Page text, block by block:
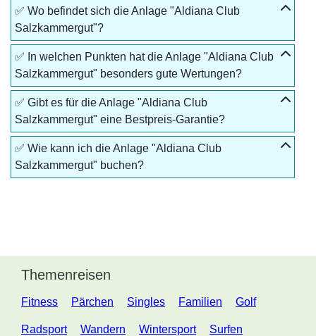
✅ Wo befindet sich die Anlage "Aldiana Club
Salzkammergut"?
✅ In welchen Punkten hat die Anlage "Aldiana Club
Salzkammergut" besonders gute Wertungen?
✅ Gibt es für die Anlage "Aldiana Club
Salzkammergut" eine Bestpreis-Garantie?
✅ Wie kann ich die Anlage "Aldiana Club
Salzkammergut" buchen?
Themenreisen
Fitness Pärchen Singles Familien Golf
Radsport Wandern Wintersport Surfen